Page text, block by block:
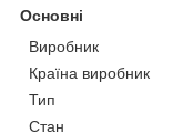
Основні
Виробник
Країна виробник
Тип
Стан